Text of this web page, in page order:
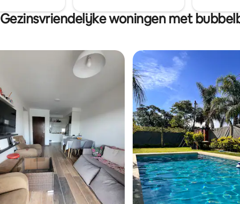
Gezinsvriendelijke woningen met